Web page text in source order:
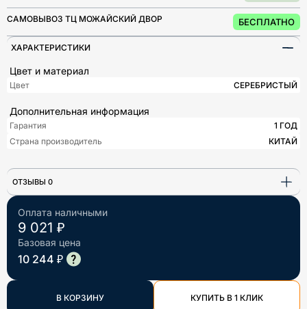
Оплата наличными
9 021 ₽
Базовая цена
10 244 ₽
САМОВЫВОЗ ТЦ МОЖАЙСКИЙ ДВОР БЕСПЛАТНО
В КОРЗИНУ КУПИТЬ В 1 КЛИК
ХАРАКТЕРИСТИКИ
Цвет и материал
Цвет СЕРЕБРИСТЫЙ
Дополнительная информация
Гарантия
1 ГОД
Страна производитель
КИТАЙ
ОТЗЫВЫ 0